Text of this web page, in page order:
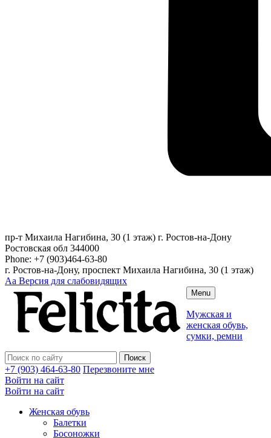
пр-т Михаила Нагибина, 30 (1 этаж) г. Ростов-на-Дону
Ростовская обл 344000
Phone: +7 (903)464-63-80
г. Ростов-на-Дону, проспект Михаила Нагибина, 30 (1 этаж)
Аа Версия для слабовидящих
Menu
Мужская и
женская обувь,
сумки, ремни
+7 (903) 464-63-80 Перезвоните мне
Войти на сайт
Войти на сайт
Женская обувь
Балетки
Босоножки